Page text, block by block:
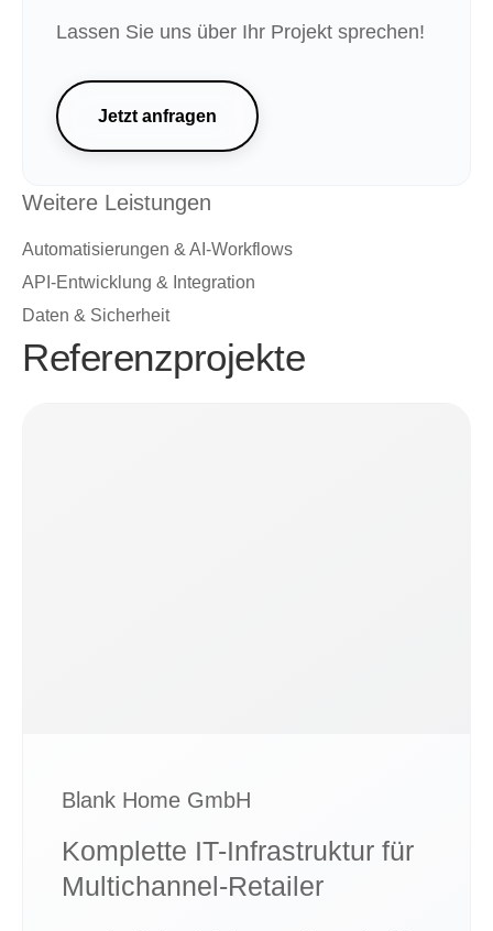
Weitere Leistungen
Automatisierungen & AI-Workflows
API-Entwicklung & Integration
Daten & Sicherheit
Lassen Sie uns über Ihr Projekt sprechen!
Jetzt anfragen
Referenzprojekte
Blank Home GmbH
Komplette IT-Infra­struktur für
Multi­channel-Retailer